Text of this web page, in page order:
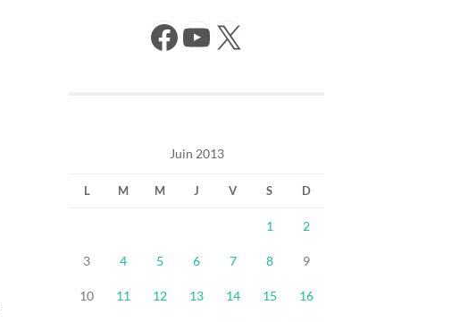
Facebook YouTube X
Juin 2013
L M M J V S D
1 2
3 4 5 6 7 8 9
10 11 12 13 14 15 16